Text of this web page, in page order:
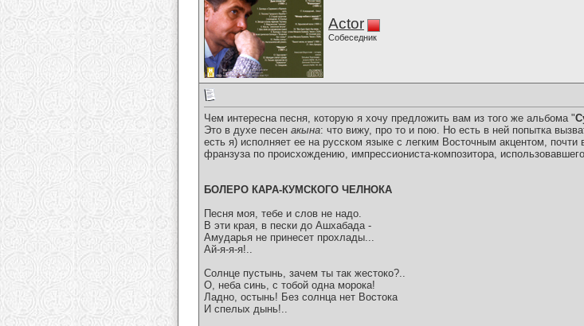
Actor
Собеседник
Чем интересна песня, которую я хочу предложить вам из того же альбома "
Это в духе песен акына: что вижу, про то и пою. Но есть в ней попытка
есть я) исполняет ее на русском языке с легким Восточным акцентом,
франзуза по происхождению, импрессиониста-композитора,
БОЛЕРО КАРА-КУМСКОГО ЧЕЛНОКА
Песня моя, тебе и слов не надо.
В эти края, в пески до Ашхабада -
Амударья не принесет прохлады...
Ай-я-я-я!..
Солнце пустынь, зачем ты так жестоко?..
О, неба синь, с тобой одна морока!
Ладно, остынь! Без солнца нет Востока
И спелых дынь!..